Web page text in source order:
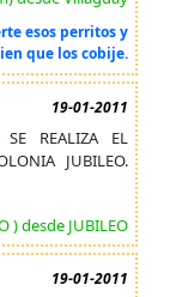
esos perritos y
que los cobije.
19-01-2011
REALIZA EL
JUBILEO.
) desde JUBILEO
19-01-2011